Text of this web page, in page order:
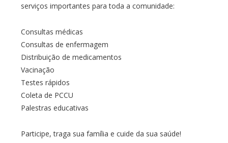
serviços importantes para toda a comunidade:
Consultas médicas
Consultas de enfermagem
Distribuição de medicamentos
Vacinação
Testes rápidos
Coleta de PCCU
Palestras educativas
Participe, traga sua família e cuide da sua saúde!